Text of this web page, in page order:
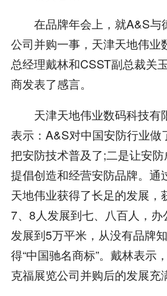
在品牌年会上，就A&S与
公司并购一事，天津天地伟业
总经理戴林和CSST副总裁关
商发表了感言。
天津天地伟业数码科技有
表示：A&S对中国安防行业做
把安防技术普及了;二是让安
提倡创造和经营安防品牌。通
天地伟业获得了长足的发展，
7、8人发展到七、八百人，
发展到5万平米，从没有品牌
得“中国驰名商标”。戴林表示
克福展览公司并购后的发展充